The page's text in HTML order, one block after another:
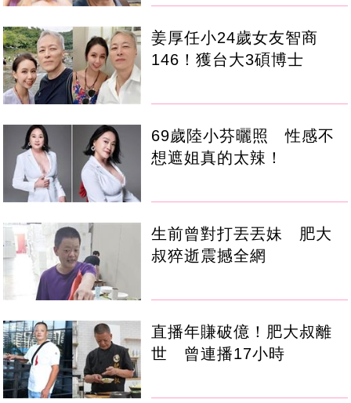
姜厚任小24歲女友智商
146！獲台大3碩博士
69歲陸小芬曬照 性感不
想遮姐真的太辣！
生前曾對打丟丟妹 肥大
叔猝逝震撼全網
直播年賺破億！肥大叔離
世 曾連播17小時